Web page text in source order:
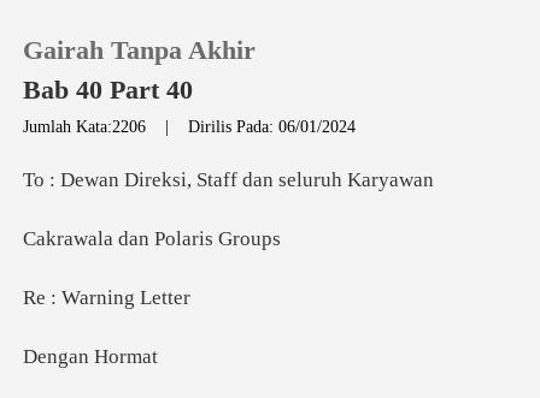
Pengisian Ulang
Riwayat Membaca
Gairah Tanpa Akhir
Bab 40 Part 40
Jumlah Kata:2206 |Dirilis Pada: 06/01/2024
ksi, Staff dan
dan Pola
arning
an H